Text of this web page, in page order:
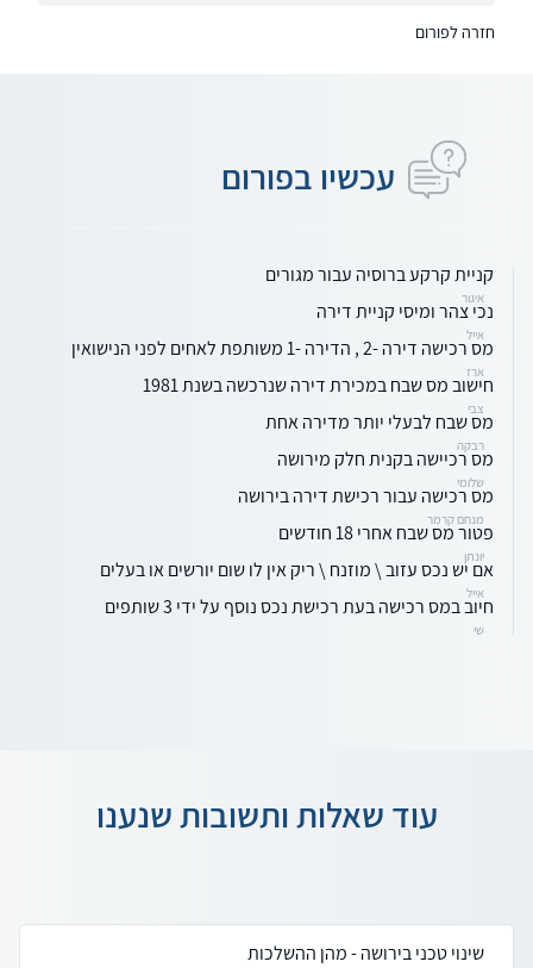
חזרה לפורום
עכשיו בפורום
קניית קרקע ברוסיה עבור מגורים
איגור
נכי צהר ומיסי קניית דירה
אייל
מס רכישה דירה -2 , הדירה -1 משותפת לאחים לפני הנישואין
ארז
חישוב מס שבח במכירת דירה שנרכשה בשנת 1981
צבי
מס שבח לבעלי יותר מדירה אחת
רבקה
מס רכיישה בקנית חלק מירושה
שלומי
מס רכישה עבור רכישת דירה בירושה
מנחם קרמר
פטור מס שבח אחרי 18 חודשים
יונתן
אם יש נכס עזוב \ מוזנח \ ריק אין לו שום יורשים או בעלים
אייל
חיוב במס רכישה בעת רכישת נכס נוסף על ידי 3 שותפים
שי
עוד שאלות ותשובות שנענו
שינוי טכני בירושה - מהן ההשלכות